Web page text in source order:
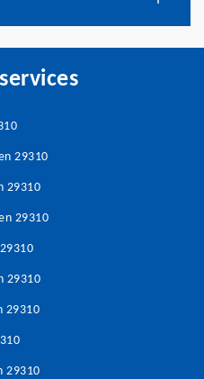
29310
29310
29310
29310
29310
29310